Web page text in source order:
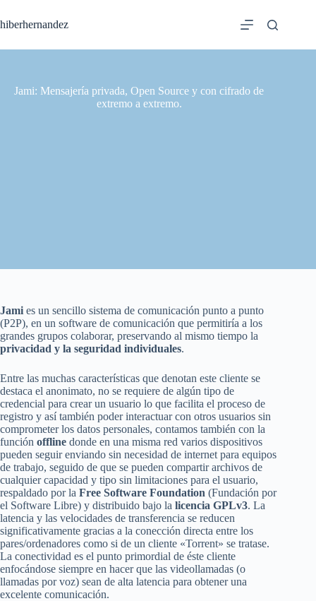
al
contenido
hiberhernandez
Jami: Mensajería privada, Open Source y con cifrado de
extremo a extremo.
Jami es un sencillo sistema de comunicación punto a punto
(P2P), en un software de comunicación que permitiría a los
grandes grupos colaborar, preservando al mismo tiempo la
privacidad y la seguridad individuales.
Entre las muchas características que denotan este cliente se
destaca el anonimato, no se requiere de algún tipo de
credencial para crear un usuario lo que facilita el proceso de
registro y así también poder interactuar con otros usuarios sin
comprometer los datos personales, contamos también con la
función offline donde en una misma red varios dispositivos
pueden seguir enviando sin necesidad de internet para equipos
de trabajo, seguido de que se pueden compartir archivos de
cualquier capacidad y tipo sin limitaciones para el usuario,
respaldado por la Free Software Foundation (Fundación por
el Software Libre) y distribuido bajo la licencia GPLv3. La
latencia y las velocidades de transferencia se reducen
significativamente gracias a la conección directa entre los
pares/ordenadores como si de un cliente «Torrent» se tratase.
La conectividad es el punto primordial de éste cliente
enfocándose siempre en hacer que las videollamadas (o
llamadas por voz) sean de alta latencia para obtener una
excelente comunicación.